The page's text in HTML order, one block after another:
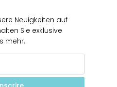
Neuigkeiten auf
Sie exklusive
mehr.